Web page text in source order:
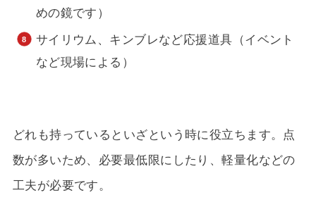
めの鏡です）
サイリウム、キンブレなど応援道具（イベント
など現場による）
どれも持っているといざという時に役立ちます。点
数が多いため、必要最低限にしたり、軽量化などの
工夫が必要です。